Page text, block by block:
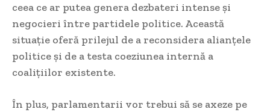
ceea ce ar putea genera dezbateri intense și
negocieri între partidele politice. Această
situație oferă prilejul de a reconsidera alianțele
politice și de a testa coeziunea internă a
coalițiilor existente.
În plus, parlamentarii vor trebui să se axeze pe